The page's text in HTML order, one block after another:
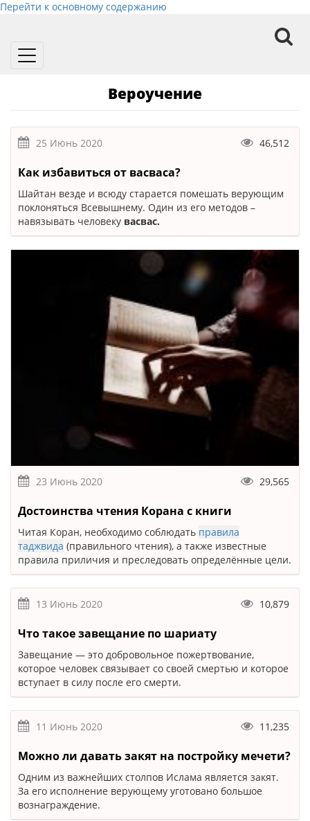
Перейти к основному содержанию
Toggle
Вероучение
25 Июнь 2020 46,512
Как избавиться от васваса?
Шайтан везде и всюду старается помешать верующим
поклоняться Всевышнему. Один из его методов –
навязывать человеку васвас.
23 Июнь 2020 29,565
Достоинства чтения Корана с книги
Читая Коран, необходимо соблюдать правила
таджвида (правильного чтения), а также известные
правила приличия и преследовать определённые цели.
13 Июнь 2020 10,879
Что такое завещание по шариату
Завещание — это добровольное пожертвование,
которое человек связывает со своей смертью и которое
вступает в силу после его смерти.
11 Июнь 2020 11,235
Можно ли давать закят на постройку мечети?
Одним из важнейших столпов Ислама является закят.
За его исполнение верующему уготовано большое
вознаграждение.